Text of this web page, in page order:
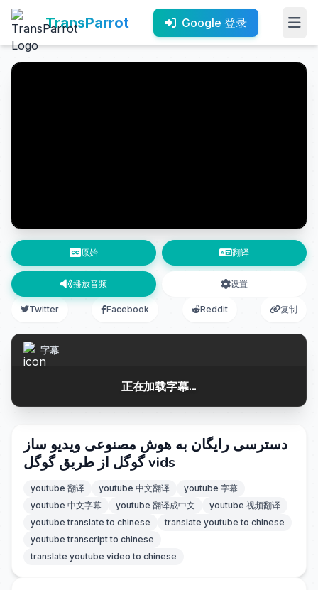
TransParrot Google 登录
原始 翻译
播放音频 设置
Twitter Facebook Reddit 复制
字幕
正在加载字幕...
دسترسی رایگان به هوش مصنوعی ویدیو ساز
گوگل از طریق گوگل vids
youtube 翻译 youtube 中文翻译
youtube 字幕
youtube 中文字幕
youtube 翻译成中文
youtube 视频翻译
youtube translate to chinese
translate youtube to chinese
youtube transcript to chinese
translate youtube video to chinese